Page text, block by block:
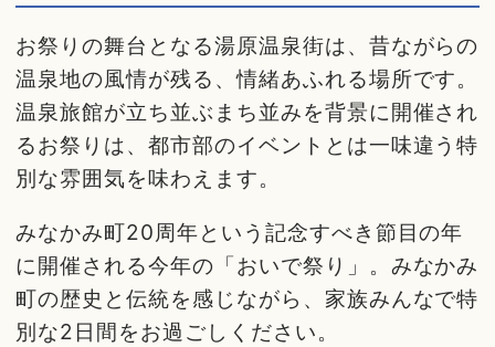
お祭りの舞台となる湯原温泉街は、昔ながらの
温泉地の風情が残る、情緒あふれる場所です。
温泉旅館が立ち並ぶまち並みを背景に開催され
るお祭りは、都市部のイベントとは一味違う特
別な雰囲気を味わえます。
みなかみ町20周年という記念すべき節目の年
に開催される今年の「おいで祭り」。みなかみ
町の歴史と伝統を感じながら、家族みんなで特
別な2日間をお過ごしください。